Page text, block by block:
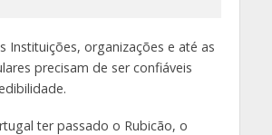
Instituições, organizações e até as
precisam de ser confiáveis
ter passado o Rubicão, o